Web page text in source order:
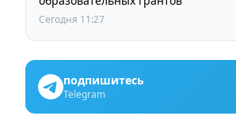
Сегодня 11:27
подпишитесь
Telegram